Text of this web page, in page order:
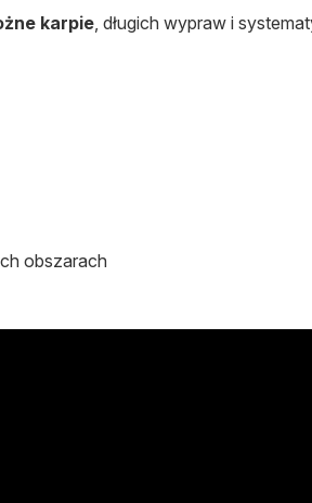
karpie, długich wypraw i
obszarach